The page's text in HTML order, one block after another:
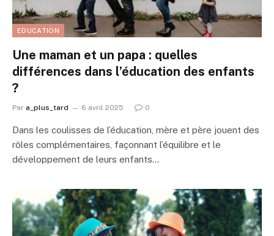
EDUCATION
Une maman et un papa : quelles
différences dans l’éducation des enfants
?
Par a_plus_tard 6 avril 2025 0
Dans les coulisses de l’éducation, mère et père jouent des
rôles complémentaires, façonnant l’équilibre et le
développement de leurs enfants…